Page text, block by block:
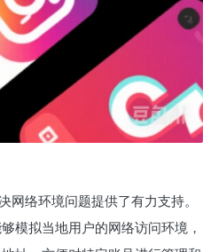
络环境问题提供了有力支持。
模拟当地用户的网络访问环境，